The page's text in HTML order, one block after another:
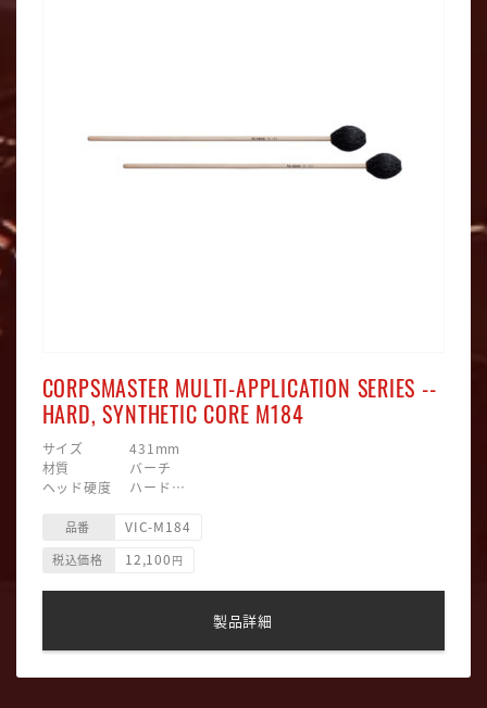
CORPSMASTER MULTI-APPLICATION SERIES --
HARD, SYNTHETIC CORE M184
サイズ 431mm
材質 バーチ
ヘッド硬度 ハード
ヘッド形状 四角型
品番 VIC-M184
税込価格 12,100 円
製品詳細